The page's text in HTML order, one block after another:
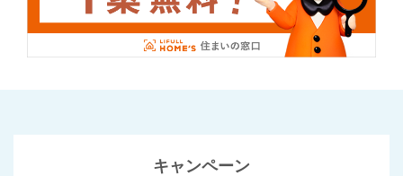
キャンペーン